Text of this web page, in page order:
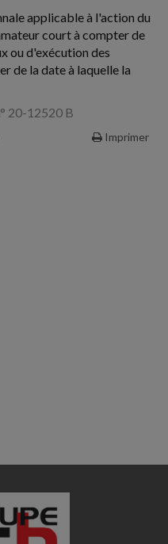
applicable à l'action du
court à compter de
ou d'exécution des
de la date à laquelle la
20-12520 B
Imprimer